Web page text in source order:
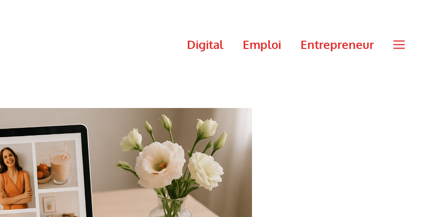
Digital Emploi Entrepreneur